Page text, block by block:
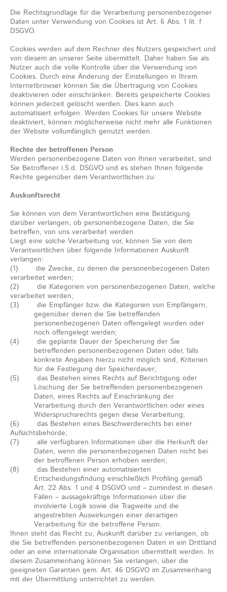
Die Rechtsgrundlage für die Verarbeitung personenbezogener
Daten unter Verwendung von Cookies ist Art. 6 Abs. 1 lit. f
DSGVO.
Cookies werden auf dem Rechner des Nutzers gespeichert und
von diesem an unserer Seite übermittelt. Daher haben Sie als
Nutzer auch die volle Kontrolle über die Verwendung von
Cookies. Durch eine Änderung der Einstellungen in Ihrem
Internetbrowser können Sie die Übertragung von Cookies
deaktivieren oder einschränken. Bereits gespeicherte Cookies
können jederzeit gelöscht werden. Dies kann auch
automatisiert erfolgen. Werden Cookies für unsere Website
deaktiviert, können möglicherweise nicht mehr alle Funktionen
der Website vollumfänglich genutzt werden.
Rechte der betroffenen Person
Werden personenbezogene Daten von Ihnen verarbeitet, sind
Sie Betroffener i.S.d. DSGVO und es stehen Ihnen folgende
Rechte gegenüber dem Verantwortlichen zu:
Auskunftsrecht
Sie können von dem Verantwortlichen eine Bestätigung
darüber verlangen, ob personenbezogene Daten, die Sie
betreffen, von uns verarbeitet werden.
Liegt eine solche Verarbeitung vor, können Sie von dem
Verantwortlichen über folgende Informationen Auskunft
verlangen:
(1) die Zwecke, zu denen die personenbezogenen Daten
verarbeitet werden;
(2) die Kategorien von personenbezogenen Daten, welche
verarbeitet werden;
(3) die Empfänger bzw. die Kategorien von Empfängern,
gegenüber denen die Sie betreffenden
personenbezogenen Daten offengelegt wurden oder
noch offengelegt werden;
(4) die geplante Dauer der Speicherung der Sie
betreffenden personenbezogenen Daten oder, falls
konkrete Angaben hierzu nicht möglich sind, Kriterien
für die Festlegung der Speicherdauer;
(5) das Bestehen eines Rechts auf Berichtigung oder
Löschung der Sie betreffenden personenbezogenen
Daten, eines Rechts auf Einschränkung der
Verarbeitung durch den Verantwortlichen oder eines
Widerspruchsrechts gegen diese Verarbeitung;
(6) das Bestehen eines Beschwerderechts bei einer
Aufsichtsbehörde;
(7) alle verfügbaren Informationen über die Herkunft der
Daten, wenn die personenbezogenen Daten nicht bei
der betroffenen Person erhoben werden;
(8) das Bestehen einer automatisierten
Entscheidungsfindung einschließlich Profiling gemäß
Art. 22 Abs. 1 und 4 DSGVO und – zumindest in diesen
Fällen – aussagekräftige Informationen über die
involvierte Logik sowie die Tragweite und die
angestrebten Auswirkungen einer derartigen
Verarbeitung für die betroffene Person.
Ihnen steht das Recht zu, Auskunft darüber zu verlangen, ob
die Sie betreffenden personenbezogenen Daten in ein Drittland
oder an eine internationale Organisation übermittelt werden. In
diesem Zusammenhang können Sie verlangen, über die
geeigneten Garantien gem. Art. 46 DSGVO im Zusammenhang
mit der Übermittlung unterrichtet zu werden.